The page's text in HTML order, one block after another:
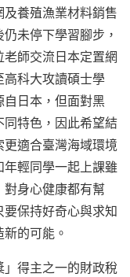
養殖漁業材料銷售
未停下學習腳步，
師交流日本定置網
科大攻讀碩士學
日本，但面對黑
特色，因此希望結
適合臺灣海域環境
輕同學一起上課雖
身心健康都有幫
保持好奇心與求知
的可能。
得主之一的財政稅